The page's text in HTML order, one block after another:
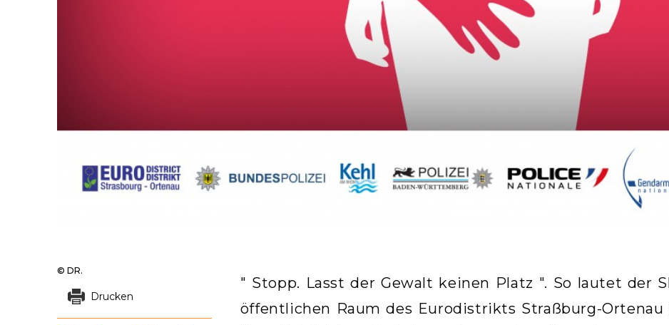
" Stopp. Lasst der Gewalt keinen Platz ". So lautet der
öffentlichen Raum des Eurodistrikts Straßburg-
© DR.
Drucken